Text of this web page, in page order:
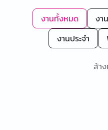
งานทั้งหมด งา
งานประจำ
ล้า